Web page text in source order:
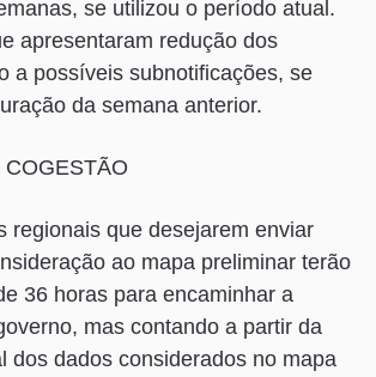
se utilizou o período atual.
apresentaram redução dos
a possíveis subnotificações, se
da semana anterior.
regionais que desejarem enviar
ao mapa preliminar terão
36 horas para encaminhar a
mas contando a partir da
dos dados considerados no mapa